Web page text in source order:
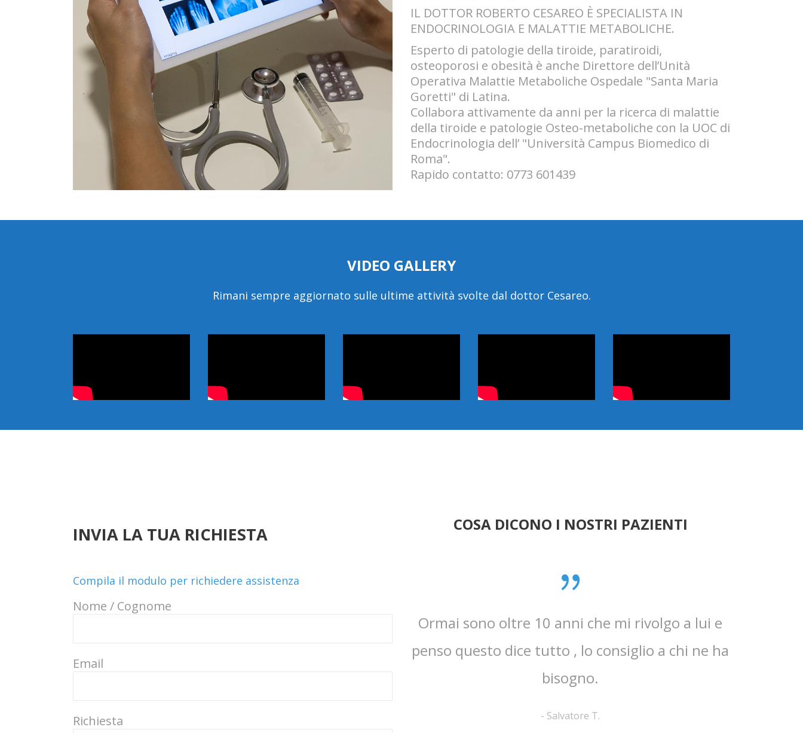
IL DOTTOR ROBERTO CESAREO È SPECIALISTA IN
ENDOCRINOLOGIA E MALATTIE METABOLICHE.
Esperto di patologie della tiroide, paratiroidi,
osteoporosi e obesità è anche Direttore dell’Unità
Operativa Malattie Metaboliche Ospedale "Santa Maria
Goretti" di Latina.
Collabora attivamente da anni per la ricerca di malattie
della tiroide e patologie Osteo-metaboliche con la UOC di
Endocrinologia dell’ "Università Campus Biomedico di
Roma".
Rapido contatto: 0773 601439
VIDEO GALLERY
Rimani sempre aggiornato sulle ultime attività svolte dal dottor Cesareo.
INVIA LA TUA RICHIESTA
Compila il modulo per richiedere assistenza
Nome / Cognome
Email
Richiesta
COSA DICONO I NOSTRI PAZIENTI
Ormai sono oltre 10 anni che mi rivolgo a lui e
penso questo dice tutto , lo consiglio a chi ne ha
bisogno.
- Salvatore T.